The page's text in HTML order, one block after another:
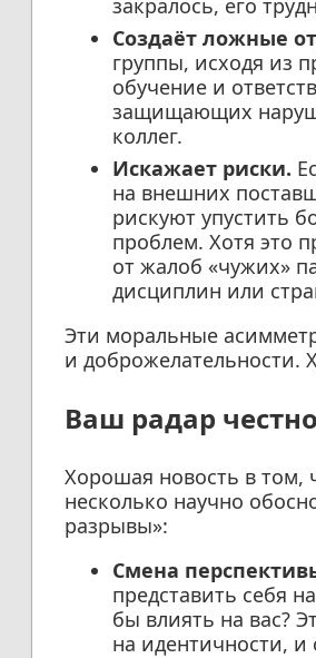
закралось, его
Создаёт ложные
группы, исходя из
обучение и
защищающих
коллег.
Искажает риски.
на внешних
рискуют упустить
проблем. Хотя это
от жалоб «чужих»
дисциплин или
Эти моральные
и доброжелательности.
Ваш радар
Хорошая новость в том,
несколько научно
разрывы»:
Смена
представить себя
бы влиять на вас?
на идентичности, и